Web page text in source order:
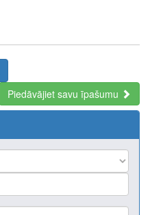
Piedāvājiet savu īpašumu